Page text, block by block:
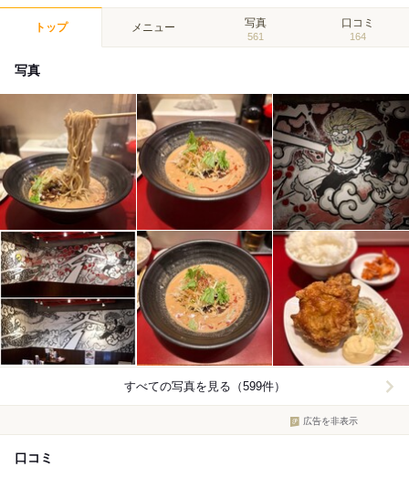
トップ メニュー 写真
561
口コミ
164
写真
すべての写真を見る（599件）
広告を非表示
口コミ